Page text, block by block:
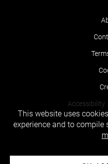
Accessibility
This website uses
experience and to compile